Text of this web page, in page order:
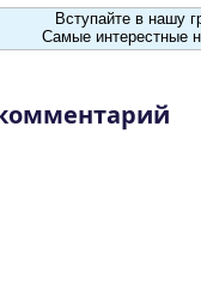
Вступайте в нашу
Самые интерестные